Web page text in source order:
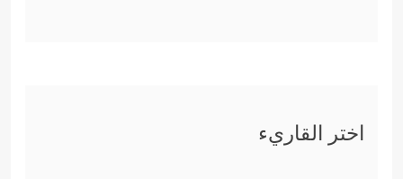
اختر القاريء